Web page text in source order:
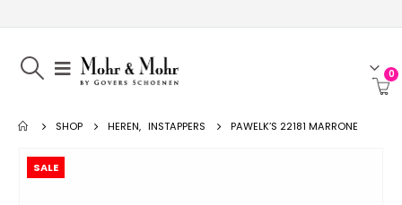
0
SHOP HEREN, INSTAPPERS PAWELK’S 22181 MARRONE
SALE